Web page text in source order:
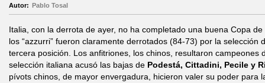
Autor: Pablo Tosal
Italia, con la derrota de ayer, no ha completado una buena Copa
los “azzurri” fueron claramente derrotados (84-73) por la selección
tercera posición. Los anfitriones, los chinos, resultaron campeones
selección italiana acusó las bajas de Podestá, Cittadini, Pecile y
pívots chinos, de mayor envergadura, hicieron valer su poder para